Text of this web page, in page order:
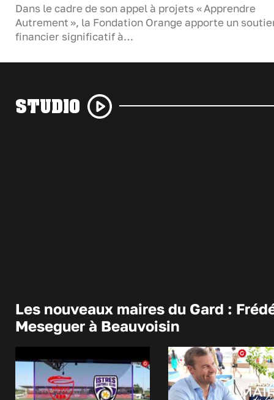
Dans le cadre de son appel à projets « Apprendre
Autrement », la Fondation Orange apporte un
financier significatif à…
STUDIO
Les nouveaux maires du Gard :
Meseguer à Beauvoisin